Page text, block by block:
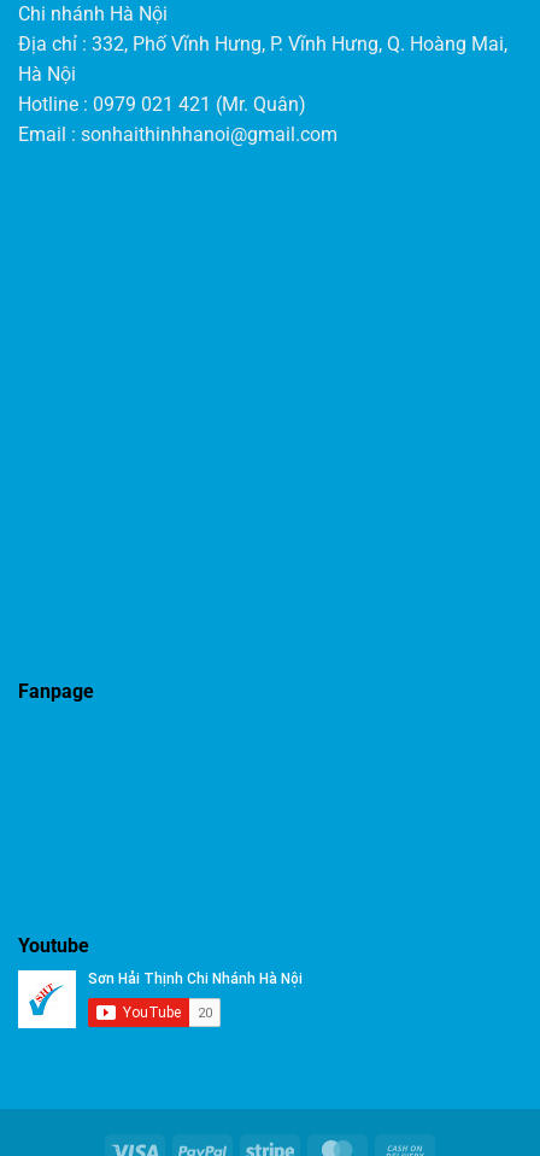
Chi nhánh Hà Nội
Địa chỉ : 332, Phố Vĩnh Hưng, P. Vĩnh Hưng, Q. Hoàng Mai,
Hà Nội
Hotline : 0979 021 421 (Mr. Quân)
Email : sonhaithinhhanoi@gmail.com
Fanpage
Youtube
Visa PayPal Stripe MasterCard